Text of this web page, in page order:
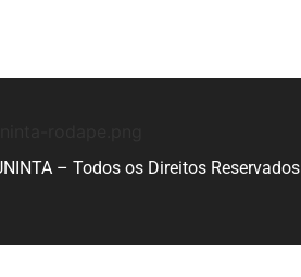
– Todos os Direitos Reservados